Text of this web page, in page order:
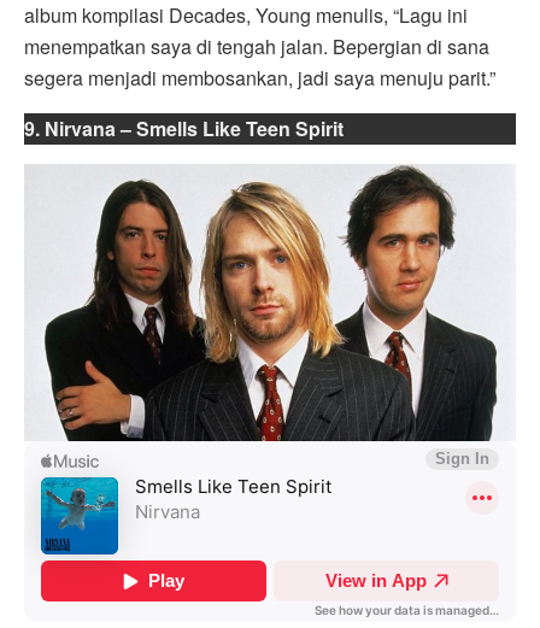
album kompilasi Decades, Young menulis, “Lagu ini
menempatkan saya di tengah jalan. Bepergian di sana
segera menjadi membosankan, jadi saya menuju parit.”
9. Nirvana – Smells Like Teen Spirit